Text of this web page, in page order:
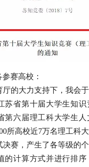
赛高校：
的大力支持下，我会于
苏省第十届大学生知识
第六届理工科大学生
所高校近7万名理工科
决赛，产生了各等级的
的计算方式并进行排序